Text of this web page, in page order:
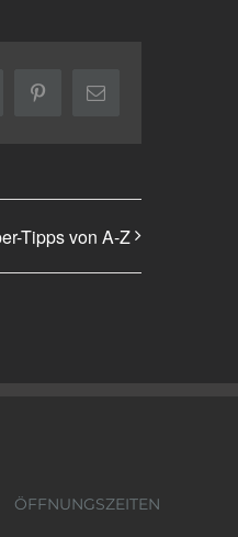
Pinterest
E-
Tipps von A-Z
ÖFFNUNGSZEITEN